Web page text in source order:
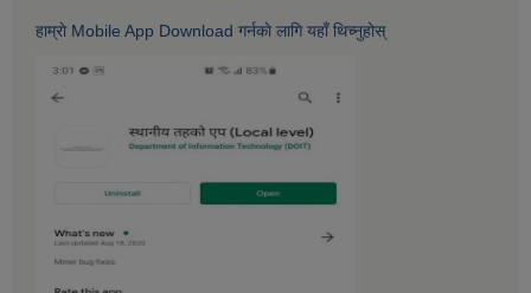
हाम्राे Mobile App Download गर्नकाे लागि यहाँ थिच्नुहोस्‌